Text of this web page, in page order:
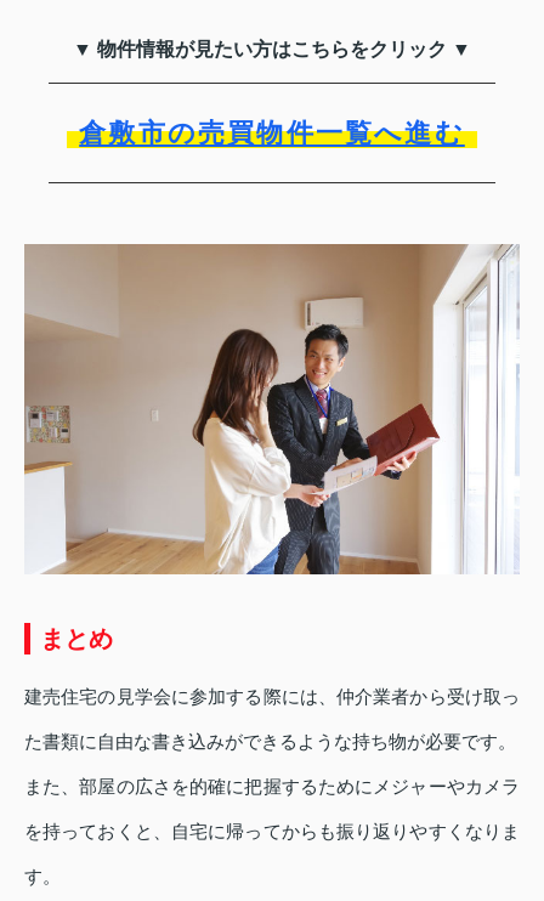
▼ 物件情報が見たい方はこちらをクリック ▼
倉敷市の売買物件一覧へ進む
まとめ
建売住宅の見学会に参加する際には、仲介業者から受け取っ
た書類に自由な書き込みができるような持ち物が必要です。
また、部屋の広さを的確に把握するためにメジャーやカメラ
を持っておくと、自宅に帰ってからも振り返りやすくなりま
す。